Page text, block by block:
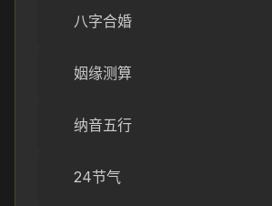
八字合婚
姻缘测算
纳音五行
24节气